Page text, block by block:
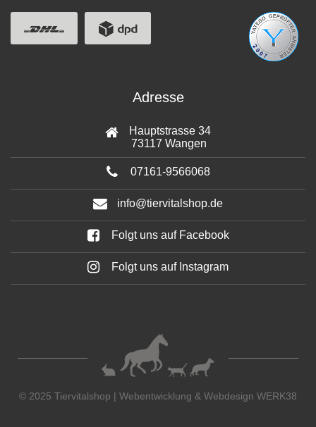
Adresse
Hauptstrasse 34
73117 Wangen
07161-9566068
info@tiervitalshop.de
Folgt uns auf Facebook
Folgt uns auf Instagram
© 2025 Tiervitalshop | Webentwicklung & Webdesign WERK38